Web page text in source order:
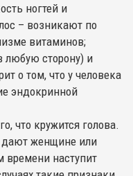
ногтей и
– возникают по
витаминов;
любую сторону) и
о том, что у человека
эндокринной
что кружится голова.
дают женщине или
времени наступит